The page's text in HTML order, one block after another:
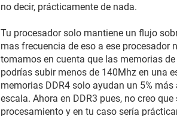
no decir, prácticamente de nada.
Tu procesador solo mantiene un flujo
mas frecuencia de eso a ese procesador
tomamos en cuenta que las memorias
podrías subir menos de 140Mhz en una
memorias DDR4 solo ayudan un 5%
escala. Ahora en DDR3 pues, no creo
procesamiento y en tu caso sería